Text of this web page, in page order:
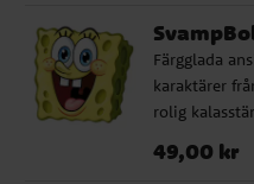
Färgglada
karaktärer
rolig
Pris :49,00 kr
49,00 kr